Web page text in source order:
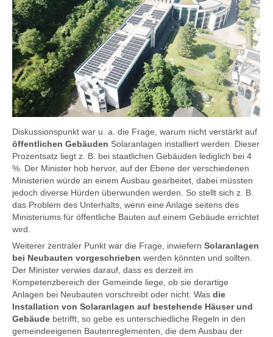
Diskussionspunkt war u. a. die Frage, warum nicht verstärkt auf
öffentlichen Gebäuden Solaranlagen installiert werden. Dieser
Prozentsatz liegt z. B. bei staatlichen Gebäuden lediglich bei 4
%. Der Minister hob hervor, auf der Ebene der verschiedenen
Ministerien würde an einem Ausbau gearbeitet, dabei müssten
jedoch diverse Hürden überwunden werden. So stellt sich z. B.
das Problem des Unterhalts, wenn eine Anlage seitens des
Ministeriums für öffentliche Bauten auf einem Gebäude errichtet
wird.
Weiterer zentraler Punkt war die Frage, inwiefern Solaranlagen
bei Neubauten vorgeschrieben werden könnten und sollten.
Der Minister verwies darauf, dass es derzeit im
Kompetenzbereich der Gemeinde liege, ob sie derartige
Anlagen bei Neubauten vorschreibt oder nicht. Was die
Installation von Solaranlagen auf bestehende Häuser und
Gebäude betrifft, so gebe es unterschiedliche Regeln in den
gemeindeeigenen Bautenreglementen, die dem Ausbau der